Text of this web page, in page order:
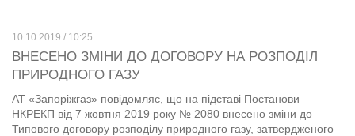
10.10.2019 / 10:25
ВНЕСЕНО ЗМІНИ ДО ДОГОВОРУ НА РОЗПОДІЛ
ПРИРОДНОГО ГАЗУ
АТ «Запоріжгаз» повідомляє, що на підставі Постанови
НКРЕКП від 7 жовтня 2019 року № 2080 внесено зміни до
Типового договору розподілу природного газу, затвердженого